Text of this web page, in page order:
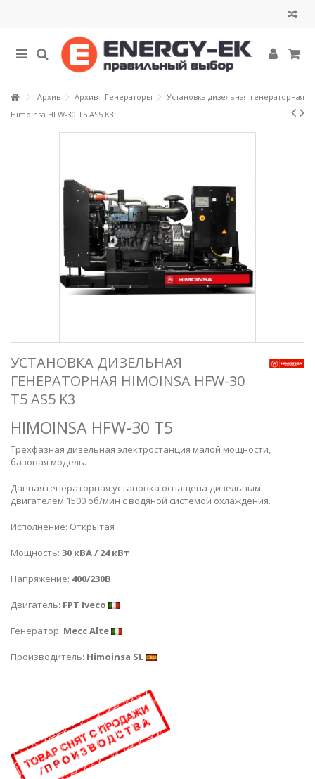
Архив Архив - Генераторы
Установка дизельная генераторная
Himoinsa HFW-30 T5 AS5 K3
УСТАНОВКА ДИЗЕЛЬНАЯ
ГЕНЕРАТОРНАЯ HIMOINSA HFW-30
T5 AS5 K3
HIMOINSA HFW-30 T5
Трехфазная дизельная электростанция малой мощности,
базовая модель.
Данная генераторная установка оснащена дизельным
двигателем 1500 об/мин с водяной системой охлаждения.
Исполнение: Открытая
Мощность: 30 кВА / 24 кВт
Напряжение: 400/230В
Двигатель: FPT Iveco
Генератор: Mecc Alte
Производитель: Himoinsa SL